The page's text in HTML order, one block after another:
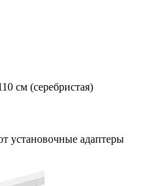
см (серебристая)
установочные адаптеры